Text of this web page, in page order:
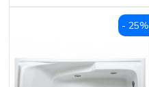
- 25%